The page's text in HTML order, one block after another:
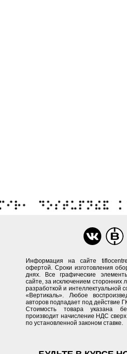
Информация на сайте
офертой. Сроки изготовления
днях. Все графические
сайте, за исключением сторонних
разработкой и интеллектуальной
«Вертикаль». Любое
авторов подпадает под действие
Стоимость товара указана
производит начисление НДС
по установленной законом ставке.